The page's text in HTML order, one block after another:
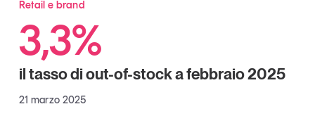
Retail e brand
3,3%
il tasso di out-of-stock a febbraio 2025
21 marzo 2025